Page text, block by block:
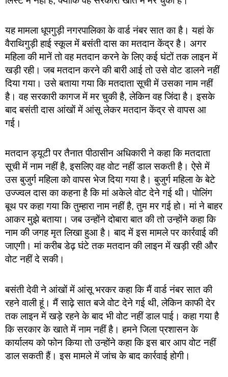
यह मामला धूपगुड़ी नगरपालिका के वार्ड नंबर सात का है। यहां के
वैराथिगुड़ी हाई स्कूल में बसंती दास का मतदान केंद्र है। अगर
महिला की मानें तो वह मतदान करने के लिए कई घंटों तक लाइन में
खड़ी रही। जब मतदान करने की बारी आई तो उसे वोट डालने नहीं
दिया गया। उसे बताया गया कि मतदाता सूची में उसका नाम नहीं
है। वह सरकारी कागज में मर चुकी है, लेकिन वह जिंदा है। इसके
बाद बसंती दास आंखों में आंसू लेकर मतदान केंद्र से वापस आ
गई।
मतदान ड्यूटी पर तैनात पीठासीन अधिकारी ने कहा कि मतदाता
सूची में नाम नहीं है, इसलिए वह वोट नहीं डाल सकती है। ऐसे में
उस बुजुर्ग महिला को वापस भेज दिया गया है। बुजुर्ग महिला के बेटे
उज्ज्वल दास का कहना है कि मां अकेले वोट देने गई थी। पोलिंग
बूथ पर कहा गया कि तुम्हारा नाम नहीं है, तुम मर गई हो। मां ने बाहर
आकर मुझे बताया। जब उन्होंने दोबारा बात की तो उन्होंने कहा कि
नाम की जगह मृत लिखा हुआ है। बाद में इस मामले पर कार्रवाई की
जाएगी। मां करीब डेढ़ घंटे तक मतदान की लाइन में खड़ी रही और
वोट नहीं दे सकी।
बसंती देवी ने आंखों में आंसू भरकर कहा कि मैं वार्ड नंबर सात की
रहने वाली हूं। मैं साढ़े सात बजे वोट देने गई थी, लेकिन काफी देर
तक लाइन में खड़े रहने के बाद भी वोट नहीं डाल पाई। कहा गया है
कि सरकार के खाते में नाम नहीं है। हमने जिला प्रशासन के
कार्यालय को फोन किया तो उन्होंने कहा कि इस बार आप वोट नहीं
डाल सकती हैं। इस मामले में जांच के बाद कार्रवाई होगी।